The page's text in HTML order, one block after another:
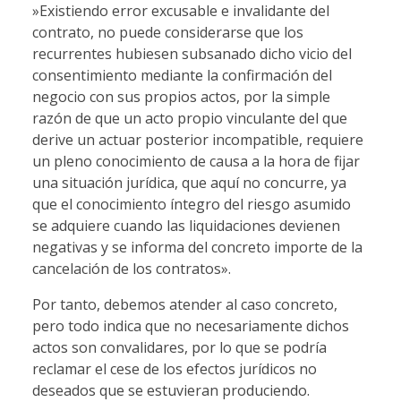
»Existiendo error excusable e invalidante del
contrato, no puede considerarse que los
recurrentes hubiesen subsanado dicho vicio del
consentimiento mediante la confirmación del
negocio con sus propios actos, por la simple
razón de que un acto propio vinculante del que
derive un actuar posterior incompatible, requiere
un pleno conocimiento de causa a la hora de fijar
una situación jurídica, que aquí no concurre, ya
que el conocimiento íntegro del riesgo asumido
se adquiere cuando las liquidaciones devienen
negativas y se informa del concreto importe de la
cancelación de los contratos».
Por tanto, debemos atender al caso concreto,
pero todo indica que no necesariamente dichos
actos son convalidares, por lo que se podría
reclamar el cese de los efectos jurídicos no
deseados que se estuvieran produciendo.